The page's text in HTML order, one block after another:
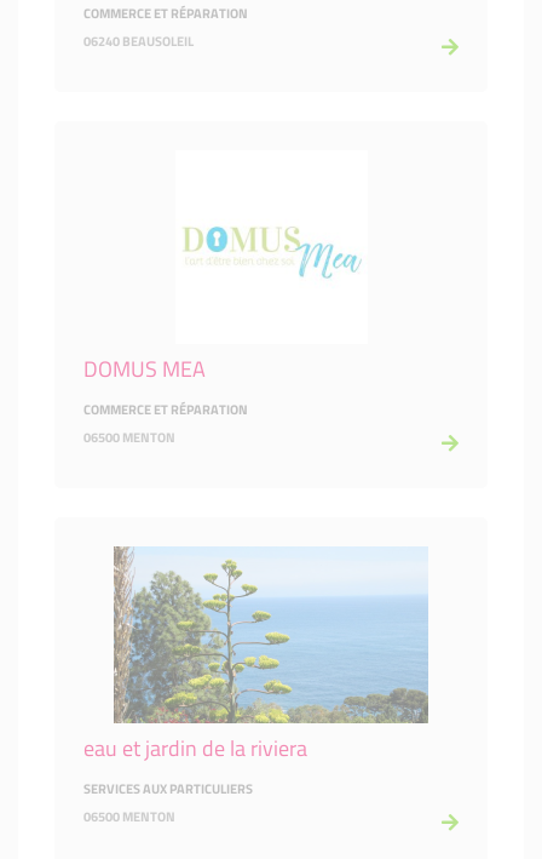
COMMERCE ET RÉPARATION
06240 BEAUSOLEIL
DOMUS MEA
COMMERCE ET RÉPARATION
06500 MENTON
eau et jardin de la riviera
SERVICES AUX PARTICULIERS
06500 MENTON